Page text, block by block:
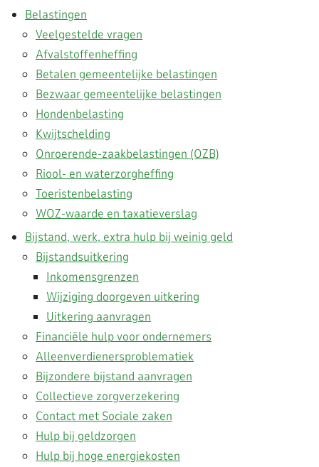
Belastingen
Veelgestelde vragen
Afvalstoffenheffing
Betalen gemeentelijke belastingen
Bezwaar gemeentelijke belastingen
Hondenbelasting
Kwijtschelding
Onroerende-zaakbelastingen (OZB)
Riool- en waterzorgheffing
Toeristenbelasting
WOZ-waarde en taxatieverslag
Bijstand, werk, extra hulp bij weinig geld
Bijstandsuitkering
Inkomensgrenzen
Wijziging doorgeven uitkering
Uitkering aanvragen
Financiële hulp voor ondernemers
Alleenverdienersproblematiek
Bijzondere bijstand aanvragen
Collectieve zorgverzekering
Contact met Sociale zaken
Hulp bij geldzorgen
Hulp bij hoge energiekosten